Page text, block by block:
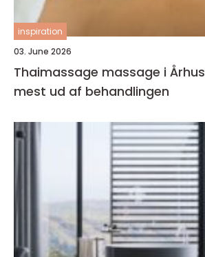
inspiration
03. June 2026
Thaimassage massage i Århus sådan får du
mest ud af behandlingen